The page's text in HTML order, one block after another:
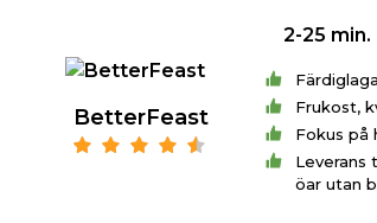
BetterFeast
2-25 min.
Frukost,
Fokus på
Leverans
öar utan